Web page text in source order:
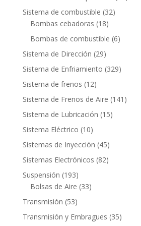
Sistema de combustible 3232
Bombas cebadoras 1818
productos
Bombas de combustible 66
Sistema de Dirección 2929
productos
Sistema de Enfriamiento 329329
Sistema de frenos 1212
productos
Sistema de Frenos de Aire 141 141
Sistema de Lubricación 1515
Sistema Eléctrico 1010
productos
Sistemas de Inyección 4545
productos
Sistemas Electrónicos 8282
Suspensión 193193
productos
Bolsas de Aire 3333
Transmisión 5353
productos
Transmisión y Embragues 3535